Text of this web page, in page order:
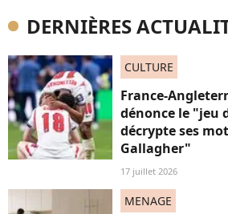
DERNIÈRES
CULTURE
France-
dénonce le "jeu
décrypte ses
Gallagher"
17 juillet 2026
MENAGE